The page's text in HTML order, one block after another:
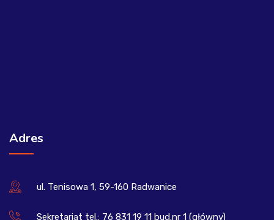
Adres
ul. Tenisowa 1, 59-160 Radwanice
Sekretariat tel.: 76 831 19 11 bud.nr 1 (główny)